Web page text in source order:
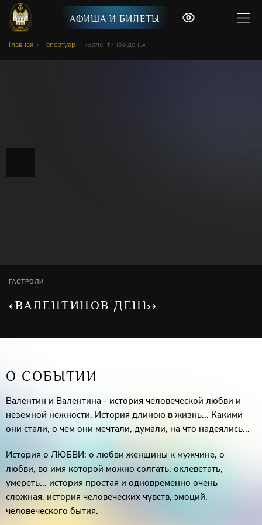
АФИША И БИЛЕТЫ
Главная Репертуар «Валентинов день»
ГАСТРОЛИ
«ВАЛЕНТИНОВ ДЕНЬ»
О СОБЫТИИ
Валентин и Валентина - история человеческой любви и
неземной нежности. История длиною в жизнь... Какими
они стали, о чем они мечтали, думали, на что надеялись...
История о ЛЮБВИ: о любви женщины к мужчине, о
любви, во имя которой можно солгать, оклеветать,
умереть... история простая и одновременно очень
сложная, история человеческих чувств, эмоций,
человеческого бытия.